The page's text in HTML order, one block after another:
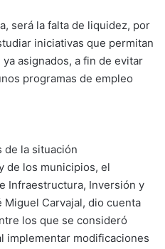
será la falta de liquidez, por
iniciativas que permitan
asignados, a fin de evitar
programas de empleo
de la situación
de los municipios, el
Infraestructura, Inversión y
Miguel Carvajal, dio cuenta
los que se consideró
implementar modificaciones